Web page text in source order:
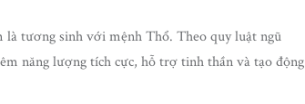
là tương sinh với mệnh Thổ. Theo quy luật ngũ
năng lượng tích cực, hỗ trợ tinh thần và tạo động